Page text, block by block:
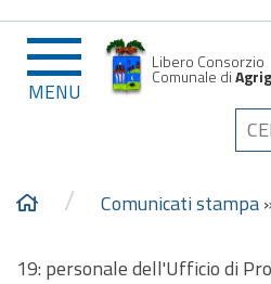
MENU
Libero Consorzio
Comunale di
/ Comunicati stampa
19: personale dell'Ufficio di